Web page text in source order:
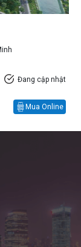
Đang cập nhật
Mua Online